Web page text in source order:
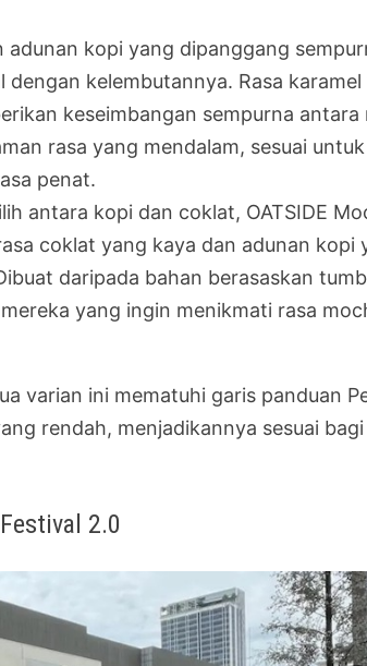
adunan kopi yang dipanggang
dengan kelembutannya. Rasa
keseimbangan sempurna antara
rasa yang mendalam, sesuai
penat.
antara kopi dan coklat, OATSIDE
coklat yang kaya dan adunan kopi
daripada bahan berasaskan
yang ingin menikmati rasa
varian ini mematuhi garis panduan
rendah, menjadikannya sesuai
2.0